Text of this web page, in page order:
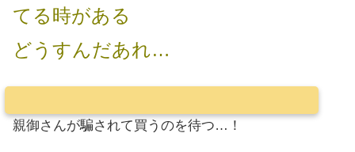
てる時がある
どうすんだあれ…
親御さんが騙されて買うのを待つ…！